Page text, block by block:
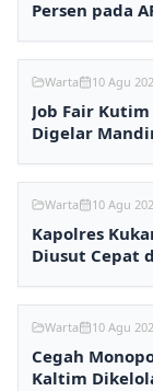
Persen pada
Warta 10 Agu
Job Fair
Digelar
Warta 10 Agu
Kapolres
Diusut Cepat
Warta 10 Agu
Cegah
Kaltim